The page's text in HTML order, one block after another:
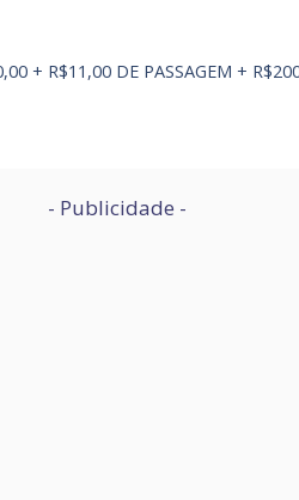
+ R$11,00 DE PASSAGEM +
- Publicidade -